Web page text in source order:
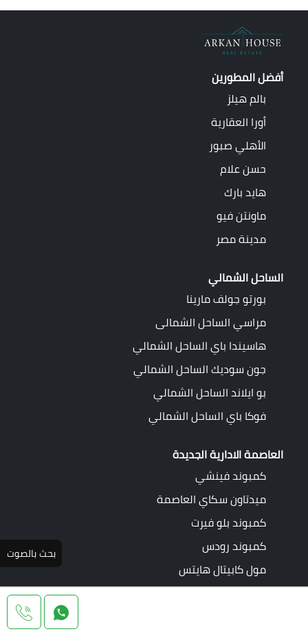
أفضل المطورين
بالم هيلز
أورا العقارية
الأهلي صبور
حسن علام
هايد بارك
ماونتن فيو
مدينة مصر
الساحل الشمالي
بورتو جولف مارينا
مراسي الساحل الشمالى
هاسيندا باي الساحل الشمالي
جون سوديك الساحل الشمالي
بو ايلاند الساحل الشمالي
فوكا باي الساحل الشمالي
العاصمة الادارية الجديدة
كمبوند فينشي
ميدتاون سكاي العاصمة
كمبوند بلو فيرت
كمبوند رودس
مول كابيتال هايتس
بحث بالصوت